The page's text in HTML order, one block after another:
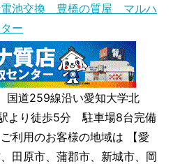
池交換 豊橋の質屋 マルハ
ー
道259線沿い愛知大学北
り徒歩5分 駐車場8台完備
利用のお客様の地域は 【愛
田原市、蒲郡市、新城市、岡